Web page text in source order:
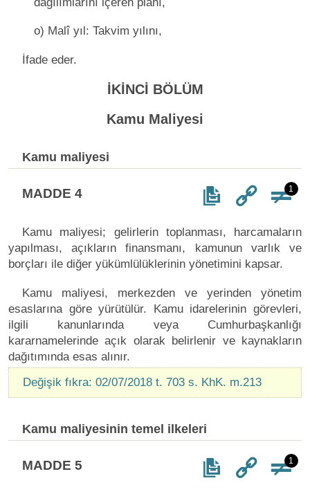
o) Malî yıl: Takvim yılını,
İfade eder.
İKİNCİ BÖLÜM
Kamu Maliyesi
Kamu maliyesi
MADDE 4 1
Kamu maliyesi; gelirlerin toplanması, harcamaların
yapılması, açıkların finansmanı, kamunun varlık ve
borçları ile diğer yükümlülüklerinin yönetimini kapsar.
Kamu maliyesi, merkezden ve yerinden yönetim
esaslarına göre yürütülür. Kamu idarelerinin görevleri,
ilgili kanunlarında veya Cumhurbaşkanlığı
kararnamelerinde açık olarak belirlenir ve kaynakların
dağıtımında esas alınır.
Değişik fıkra: 02/07/2018 t. 703 s. KhK. m.213
Kamu maliyesinin temel ilkeleri
MADDE 5 1